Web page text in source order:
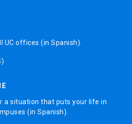
UC offices (in Spanish).
a situation that puts your life in
(in Spanish).